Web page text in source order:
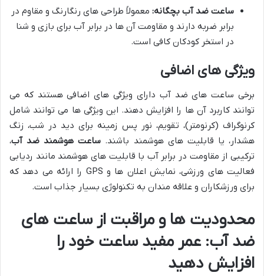
ساعت ضد آب بچگانه: معمولاً طراحی های رنگارنگ و مقاوم در
برابر ضربه دارند و مقاومت آن ها در برابر آب برای بازی و شنا
در استخر کودکان کافی است.
ویژگی های اضافی
برخی ساعت های ضد آب دارای ویژگی های اضافی هستند که می
توانند کاربرد آن ها را افزایش دهند. این ویژگی ها می توانند شامل
کرنوگراف (کرنومتر)، تقویم، نور پس زمینه برای دید در شب، زنگ
هشدار، یا قابلیت های هوشمند باشند. ساعت هوشمند ضد آب،
ترکیبی از مقاومت در برابر آب با قابلیت های هوشمند مانند ردیابی
فعالیت های ورزشی، نمایش اعلان ها و GPS را ارائه می دهد که
برای ورزشکاران و علاقه مندان به تکنولوژی بسیار جذاب است.
محدودیت ها و مراقبت از ساعت های
ضد آب: عمر مفید ساعت خود را
افزایش دهید